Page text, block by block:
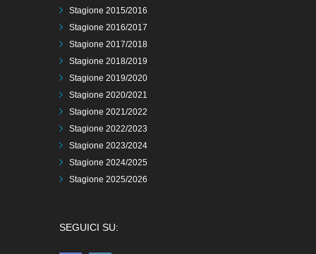
Stagione 2015/2016
Stagione 2016/2017
Stagione 2017/2018
Stagione 2018/2019
Stagione 2019/2020
Stagione 2020/2021
Stagione 2021/2022
Stagione 2022/2023
Stagione 2023/2024
Stagione 2024/2025
Stagione 2025/2026
SEGUICI SU: